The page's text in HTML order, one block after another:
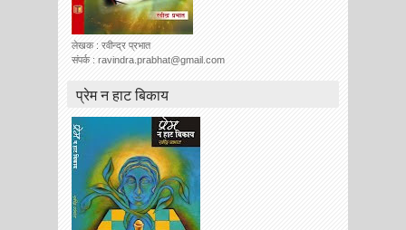
लेखक : रवीन्द्र प्रभात
संपर्क : ravindra.prabhat@gmail.com
प्रेम न हाट बिकाय